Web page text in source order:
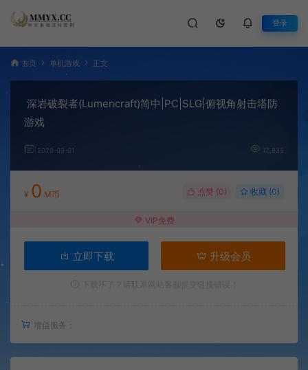
登录
首页 单机游戏 正文
深岩破裂者(Lumencraft)简中|PC|SLG|俯视角射击塔防
游戏
2023-03-01 12,835
¥ 0 M币 点赞 (0) 收藏 (0)
VIP免费
立即下载 升级会员
增值服务：